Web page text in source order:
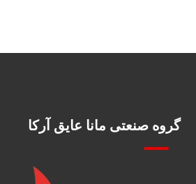
گروه صنعتی مانا عایق آرکا